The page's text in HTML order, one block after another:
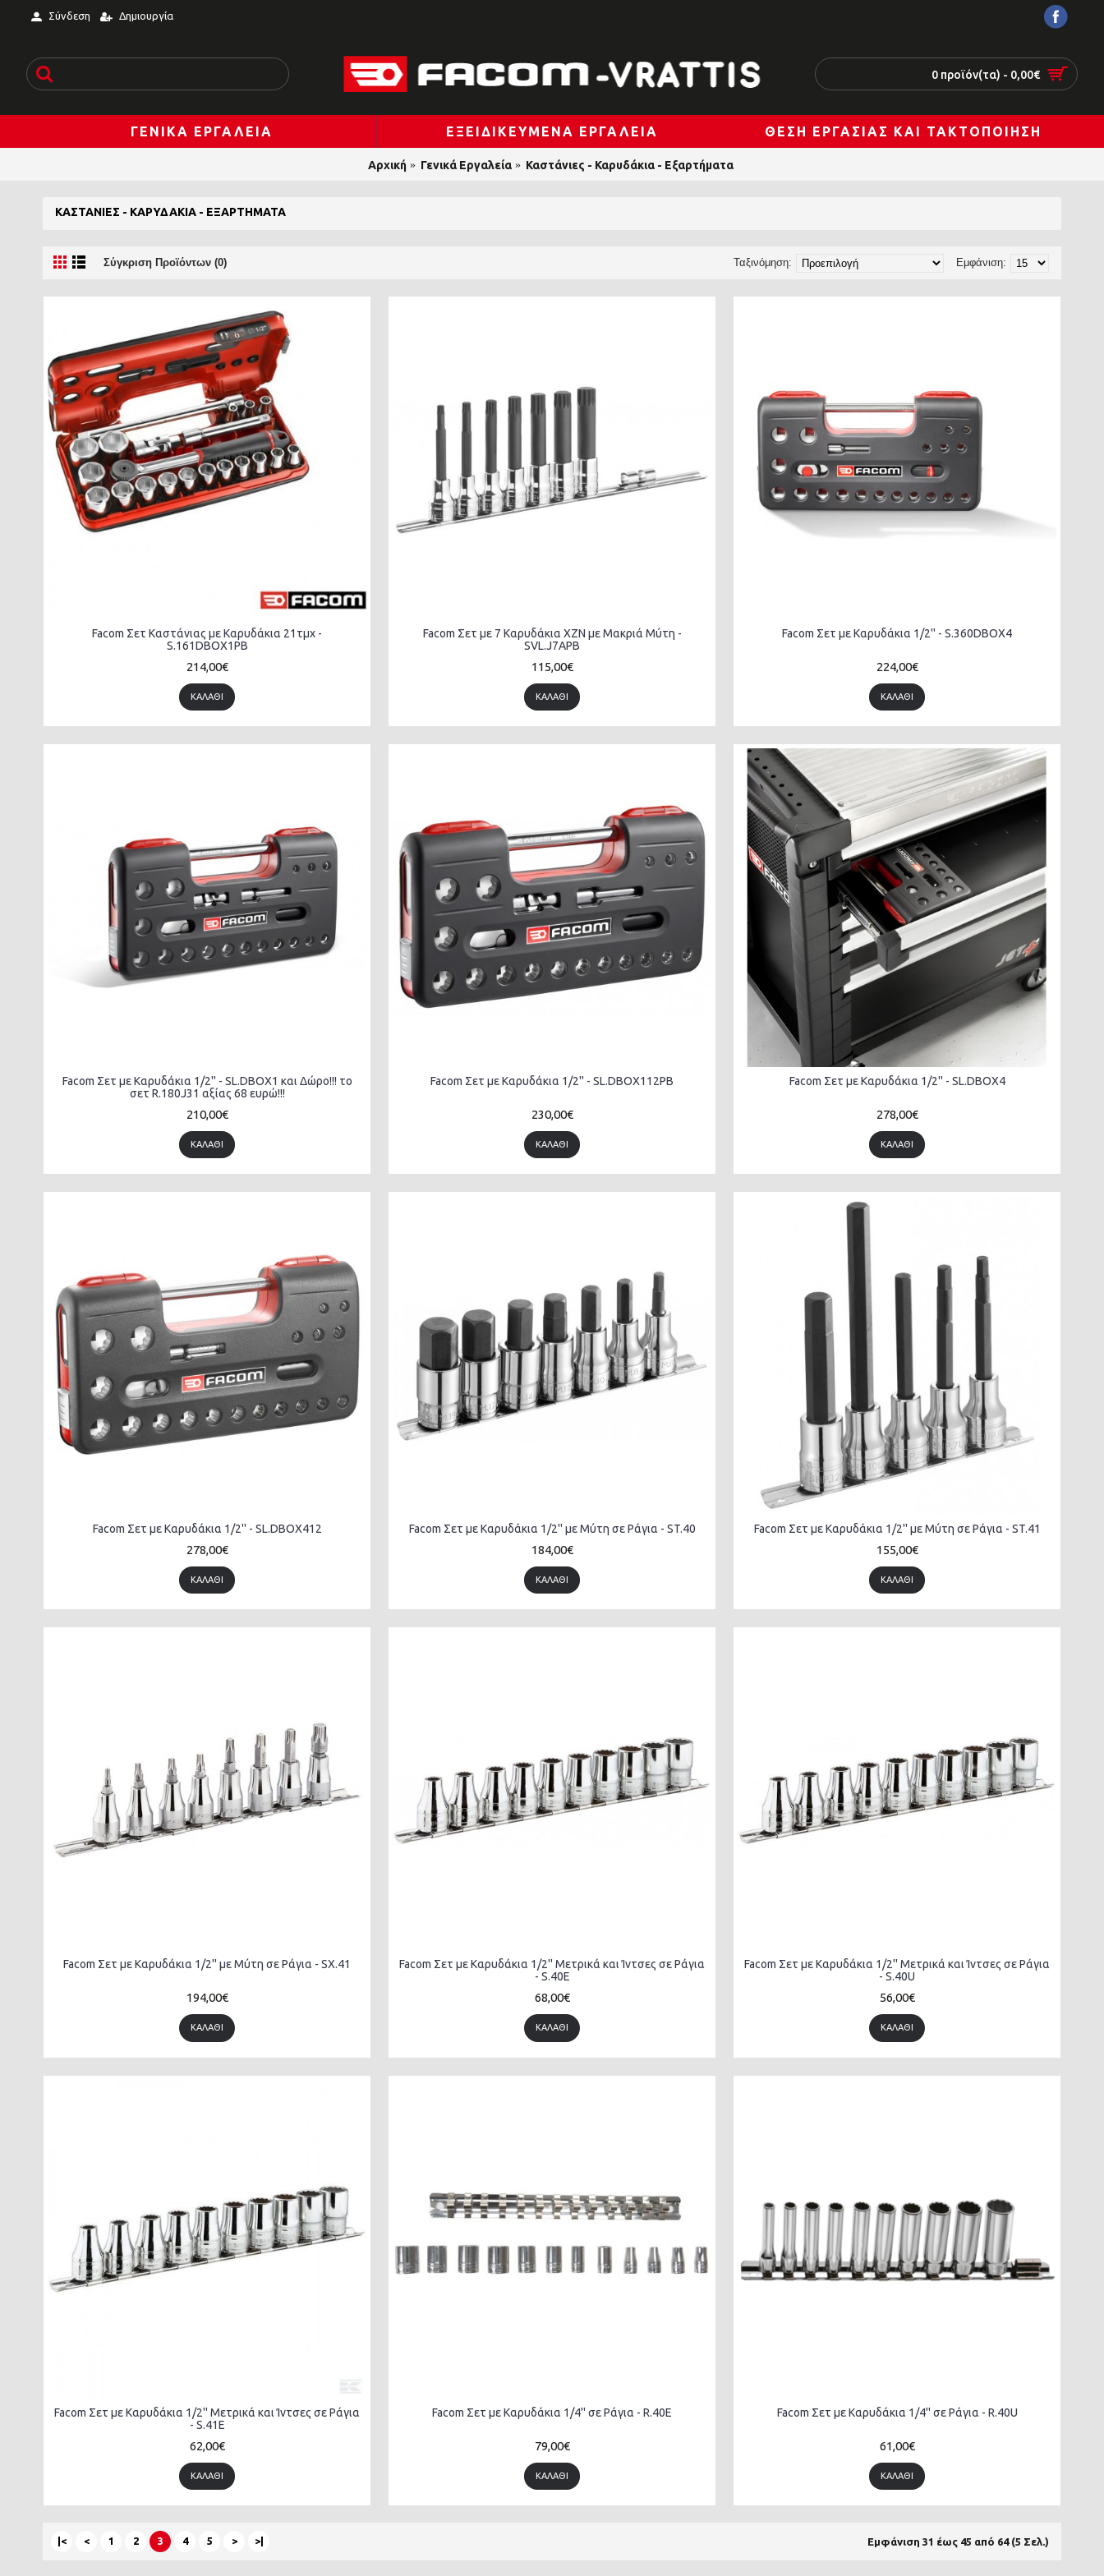
Σύνδεση Δημιουργία
0 προϊόν(τα) - 0,00€
ΓΕΝΙΚΆ ΕΡΓΑΛΕΊΑ ΕΞΕΙΔΙΚΕΥΜΈΝΑ ΕΡΓΑΛΕΊΑ ΘΈΣΗ ΕΡΓΑΣΊΑΣ ΚΑΙ ΤΑΚΤΟΠΟΊΗΣΗ
Αρχική Γενικά Εργαλεία Καστάνιες - Καρυδάκια - Εξαρτήματα
ΚΑΣΤΆΝΙΕΣ - ΚΑΡΥΔΆΚΙΑ - ΕΞΑΡΤΉΜΑΤΑ
Σύγκριση Προϊόντων (0) Εμφάνιση:
Ταξινόμηση:
Facom Σετ Καστάνιας με Καρυδάκια 21τμχ -
S.161DBOX1PB
214,00€
ΚΑΛΆΘΙ
Facom Σετ με 7 Καρυδάκια XZN με Μακριά Μύτη -
SVL.J7APB
115,00€
ΚΑΛΆΘΙ
Facom Σετ με Καρυδάκια 1/2'' - S.360DBOX4
224,00€
ΚΑΛΆΘΙ
Facom Σετ με Καρυδάκια 1/2'' - SL.DBOX1 και Δώρο!!! το
σετ R.180J31 αξίας 68 ευρώ!!!
210,00€
ΚΑΛΆΘΙ
Facom Σετ με Καρυδάκια 1/2'' - SL.DBOX112PB
230,00€
ΚΑΛΆΘΙ
Facom Σετ με Καρυδάκια 1/2'' - SL.DBOX4
278,00€
ΚΑΛΆΘΙ
Facom Σετ με Καρυδάκια 1/2'' - SL.DBOX412
278,00€
ΚΑΛΆΘΙ
Facom Σετ με Καρυδάκια 1/2'' με Μύτη σε Ράγια - ST.40
184,00€
ΚΑΛΆΘΙ
Facom Σετ με Καρυδάκια 1/2'' με Μύτη σε Ράγια - ST.41
155,00€
ΚΑΛΆΘΙ
Facom Σετ με Καρυδάκια 1/2'' με Μύτη σε Ράγια - SX.41
194,00€
ΚΑΛΆΘΙ
Facom Σετ με Καρυδάκια 1/2'' Μετρικά και Ίντσες σε Ράγια
- S.40E
68,00€
ΚΑΛΆΘΙ
Facom Σετ με Καρυδάκια 1/2'' Μετρικά και Ίντσες σε Ράγια
- S.40U
56,00€
ΚΑΛΆΘΙ
Facom Σετ με Καρυδάκια 1/2'' Μετρικά και Ίντσες σε Ράγια
- S.41E
62,00€
ΚΑΛΆΘΙ
Facom Σετ με Καρυδάκια 1/4'' σε Ράγια - R.40E
79,00€
ΚΑΛΆΘΙ
Facom Σετ με Καρυδάκια 1/4'' σε Ράγια - R.40U
61,00€
ΚΑΛΆΘΙ
|< < 1 2 3 4 5 > >| Εμφάνιση 31 έως 45 από 64 (5 Σελ.)